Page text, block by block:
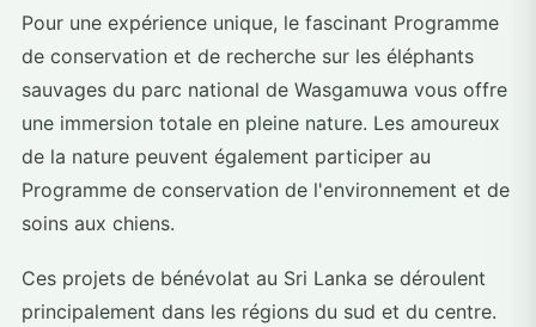
Pour une expérience unique, le fascinant Programme
de conservation et de recherche sur les éléphants
sauvages du parc national de Wasgamuwa vous offre
une immersion totale en pleine nature. Les amoureux
de la nature peuvent également participer au
Programme de conservation de l'environnement et de
soins aux chiens.
Ces projets de bénévolat au Sri Lanka se déroulent
principalement dans les régions du sud et du centre.